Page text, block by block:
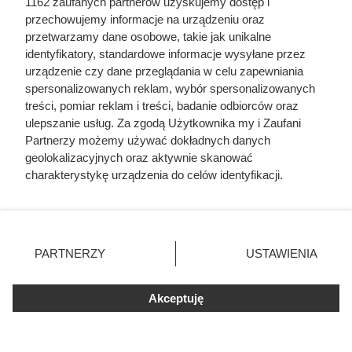
Córki Młynarskiego przerwały
milczenie. „Żyliśmy w strachu”
przechowujemy informacje na urządzeniu oraz
przetwarzamy dane osobowe, takie jak unikalne
identyfikatory, standardowe informacje wysyłane przez
urządzenie czy dane przeglądania w celu zapewniania
spersonalizowanych reklam, wybór spersonalizowanych
treści, pomiar reklam i treści, badanie odbiorców oraz
ulepszanie usług. Za zgodą Użytkownika my i Zaufani
Partnerzy możemy używać dokładnych danych
geolokalizacyjnych oraz aktywnie skanować
charakterystykę urządzenia do celów identyfikacji.
zmienić/wycofać klikając przycisk ustawień prywatności
znajdujący się w lewym dolnym rogu strony
rodzaje przetwarzania danych nie wymagają zgody
użytkownika, ale masz prawo sprzeciwić się takiemu
przetwarzaniu. Preferencje będą miały zastosowania tylko
PARTNERZY USTAWIENIA
Akceptuję